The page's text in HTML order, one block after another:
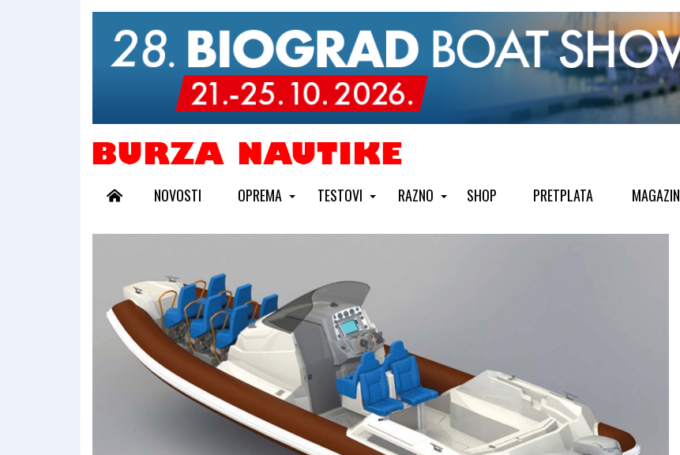
NOVOSTI OPREMA TESTOVI RAZNO SHOP PRETPLATA MAGAZIN